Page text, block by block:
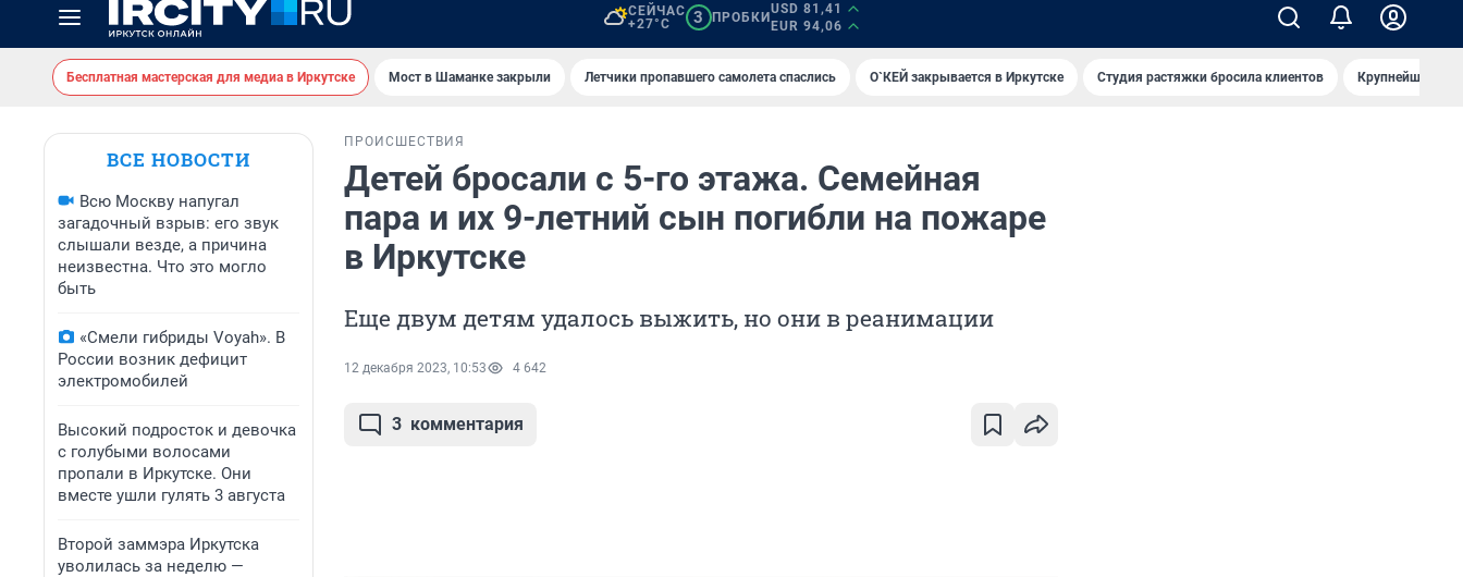
СЕЙЧАС
+27°C
3 ПРОБКИ
USD 81,41
EUR 94,06
Бесплатная мастерская для медиа в Иркутске Мост в Шаманке закрыли Летчики пропавшего самолета спаслись О`КЕЙ закрывается в Иркутске Студия растяжки бросила клиентов Крупнейшие
ВСЕ НОВОСТИ
Всю Москву напугал
загадочный взрыв: его звук
слышали везде, а причина
неизвестна. Что это могло
быть
«Смели гибриды Voyah». В
России возник дефицит
электромобилей
Высокий подросток и девочка
с голубыми волосами
пропали в Иркутске. Они
вместе ушли гулять 3 августа
Второй заммэра Иркутска
уволилась за неделю —
ПРОИСШЕСТВИЯ
Детей бросали с 5-го этажа. Семейная
пара и их 9-летний сын погибли на пожаре
в Иркутске
Еще двум детям удалось выжить, но они в реанимации
12 декабря 2023, 10:53 4 642
3 комментария